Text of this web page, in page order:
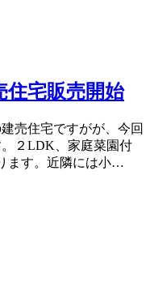
宅販売開始
売住宅ですがが、今回
２LDK、家庭菜園付
ます。近隣には小…